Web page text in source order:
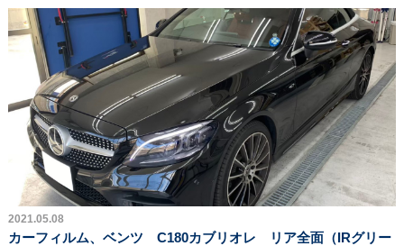
2021.05.08
カーフィルム、ベンツ C180カブリオレ リア全面（IRグリー